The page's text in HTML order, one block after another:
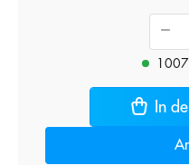
1007
In